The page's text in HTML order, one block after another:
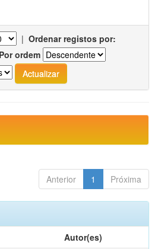
| Ordenar registos por:
Por ordem
Anterior 1 Próxima
Autor(es)